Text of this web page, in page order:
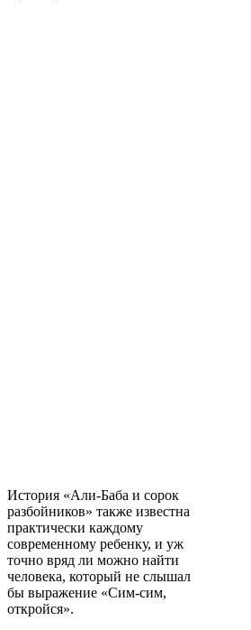
История «Али-Баба и сорок
разбойников» также известна
практически каждому
современному ребенку, и уж
точно вряд ли можно найти
человека, который не слышал
бы выражение «Сим-сим,
откройся».